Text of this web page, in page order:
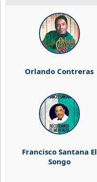
Orlando Contreras
Francisco Santana El
Songo